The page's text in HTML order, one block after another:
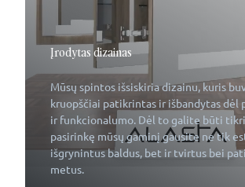
Įrodytas dizainas
Mūsų spintos išsiskiria dizainu, kuris
kruopščiai patikrintas ir išbandytas dėl
ir funkcionalumo. Dėl to galite būti
pasirinkę mūsų gaminį gausite ne tik
išgrynintus baldus, bet ir tvirtus bei
metus.